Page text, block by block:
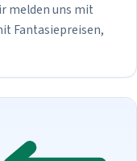
melden uns mit
Fantasiepreisen,